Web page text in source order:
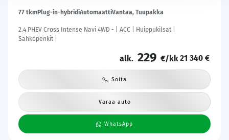
77 tkmPlug-in-hybridiAutomaattiVantaa, Tuupakka
2.4 PHEV Cross Intense Navi 4WD - | ACC | Huippukilsat |
Sähköpenkit |
alk. 229 €/kk21 340 €
Soita
Varaa auto
WhatsApp